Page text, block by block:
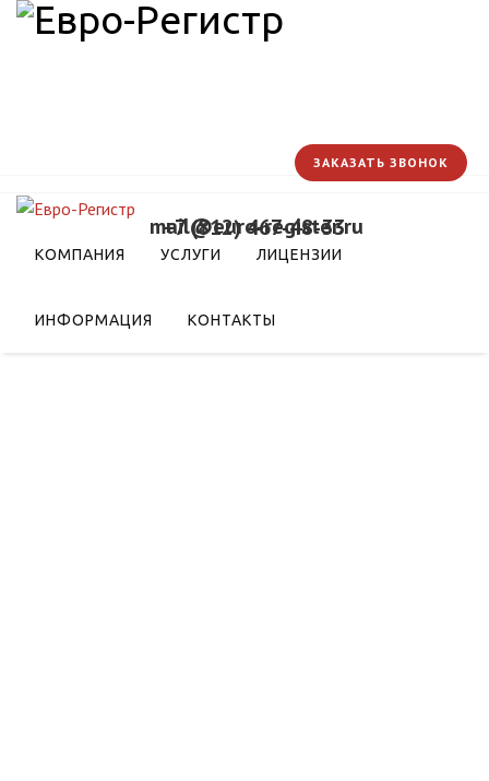
+7 (812) 467-48-33
mail@euro-register.ru
ЗАКАЗАТЬ ЗВОНОК
КОМПАНИЯ УСЛУГИ ЛИЦЕНЗИИ
ИНФОРМАЦИЯ КОНТАКТЫ